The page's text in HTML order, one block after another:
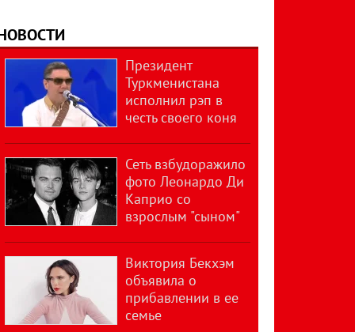
Президент
Туркменистана
исполнил рэп в
честь своего коня
Сеть взбудоражило
фото Леонардо Ди
Каприо со
взрослым "сыном"
Виктория Бекхэм
объявила о
прибавлении в ее
семье